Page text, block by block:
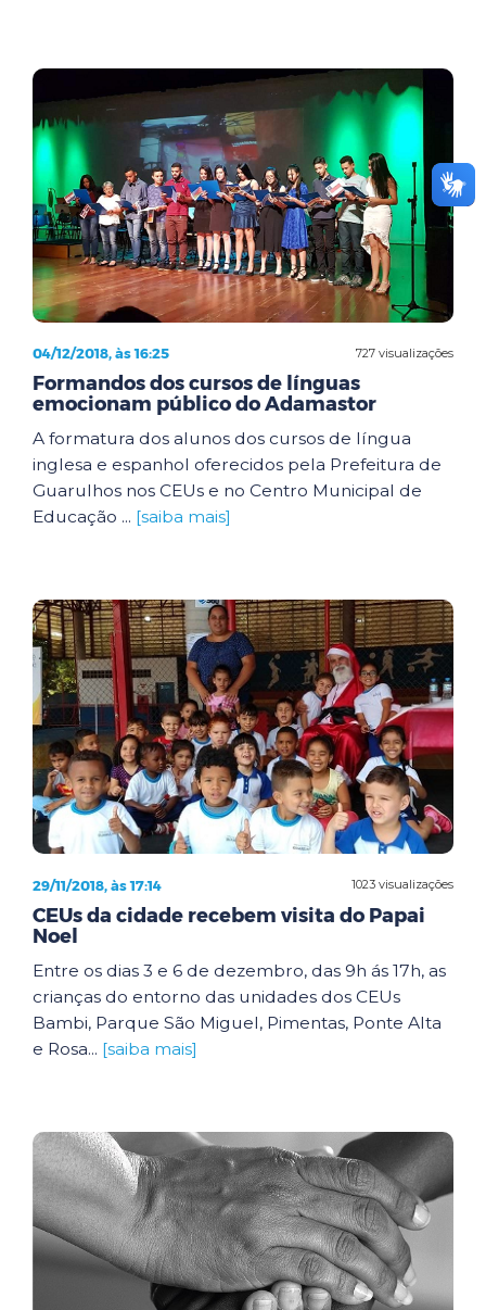
727 visualizações
04/12/2018, às 16:25
Formandos dos cursos de línguas
emocionam público do Adamastor
A formatura dos alunos dos cursos de língua
inglesa e espanhol oferecidos pela Prefeitura de
Guarulhos nos CEUs e no Centro Municipal de
Educação ... [saiba mais]
1023 visualizações
29/11/2018, às 17:14
CEUs da cidade recebem visita do Papai
Noel
Entre os dias 3 e 6 de dezembro, das 9h ás 17h, as
crianças do entorno das unidades dos CEUs
Bambi, Parque São Miguel, Pimentas, Ponte Alta
e Rosa... [saiba mais]